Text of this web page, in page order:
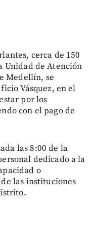
cerca de 150
Unidad de Atención
Medellín, se
Vásquez, en el
por los
con el pago de
las 8:00 de la
dedicado a la
o
las instituciones